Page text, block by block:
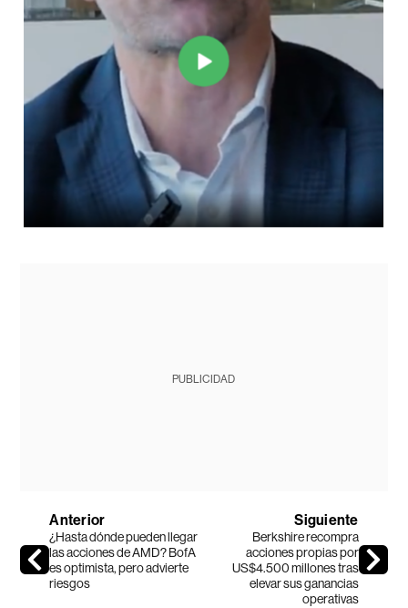
PUBLICIDAD
Anterior
¿Hasta dónde pueden llegar
las acciones de AMD? BofA
es optimista, pero advierte
riesgos
Siguiente
Berkshire recompra
acciones propias por
US$4.500 millones tras
elevar sus ganancias
operativas